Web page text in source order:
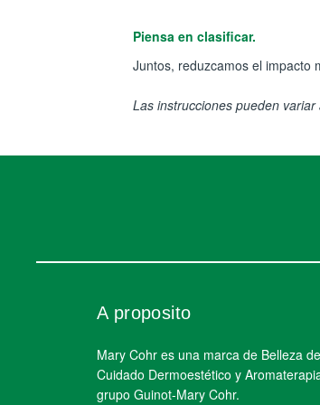
Piensa en clasificar.
Juntos, reduzcamos el impacto
Las instrucciones pueden variar
A proposito
Mary Cohr es una marca de Belleza de
Cuidado Dermoestético y
grupo Guinot-Mary Cohr.